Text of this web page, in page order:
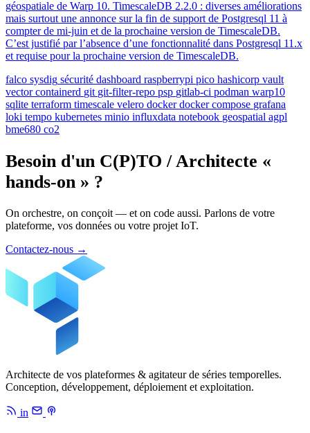
géospatiale de Warp 10. TimescaleDB 2.2.0 : diverses améliorations
mais surtout une annonce sur la fin de support de Postgresql 11 à
compter de mi-juin et de la prochaine version de TimescaleDB.
C’est justifié par l’absence d’une fonctionnalité dans Postgresql 11.x
et requise pour la prochaine version de TimescaleDB.
falco sysdig sécurité dashboard raspberrypi pico hashicorp vault
vector containerd git git-filter-repo psp gitlab-ci podman warp10
sqlite terraform timescale velero docker docker compose grafana
loki tempo kubernetes minio influxdata notebook geospatial agpl
bme680 co2
Besoin d'un C(P)TO / Architecte «
hands-on » ?
On orchestre, on conçoit — et on code aussi. Parlons de votre
plateforme, vos données ou votre projet IoT.
Contactez-nous →
Architecte de vos plateformes & agitateur de séries temporelles.
Conception, développement, déploiement et exploitation.
in